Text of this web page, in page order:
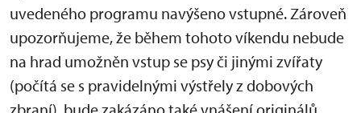
uvedeného programu navýšeno vstupné. Zároveň
upozorňujeme, že během tohoto víkendu nebude
na hrad umožněn vstup se psy či jinými zvířaty
(počítá se s pravidelnými výstřely z dobových